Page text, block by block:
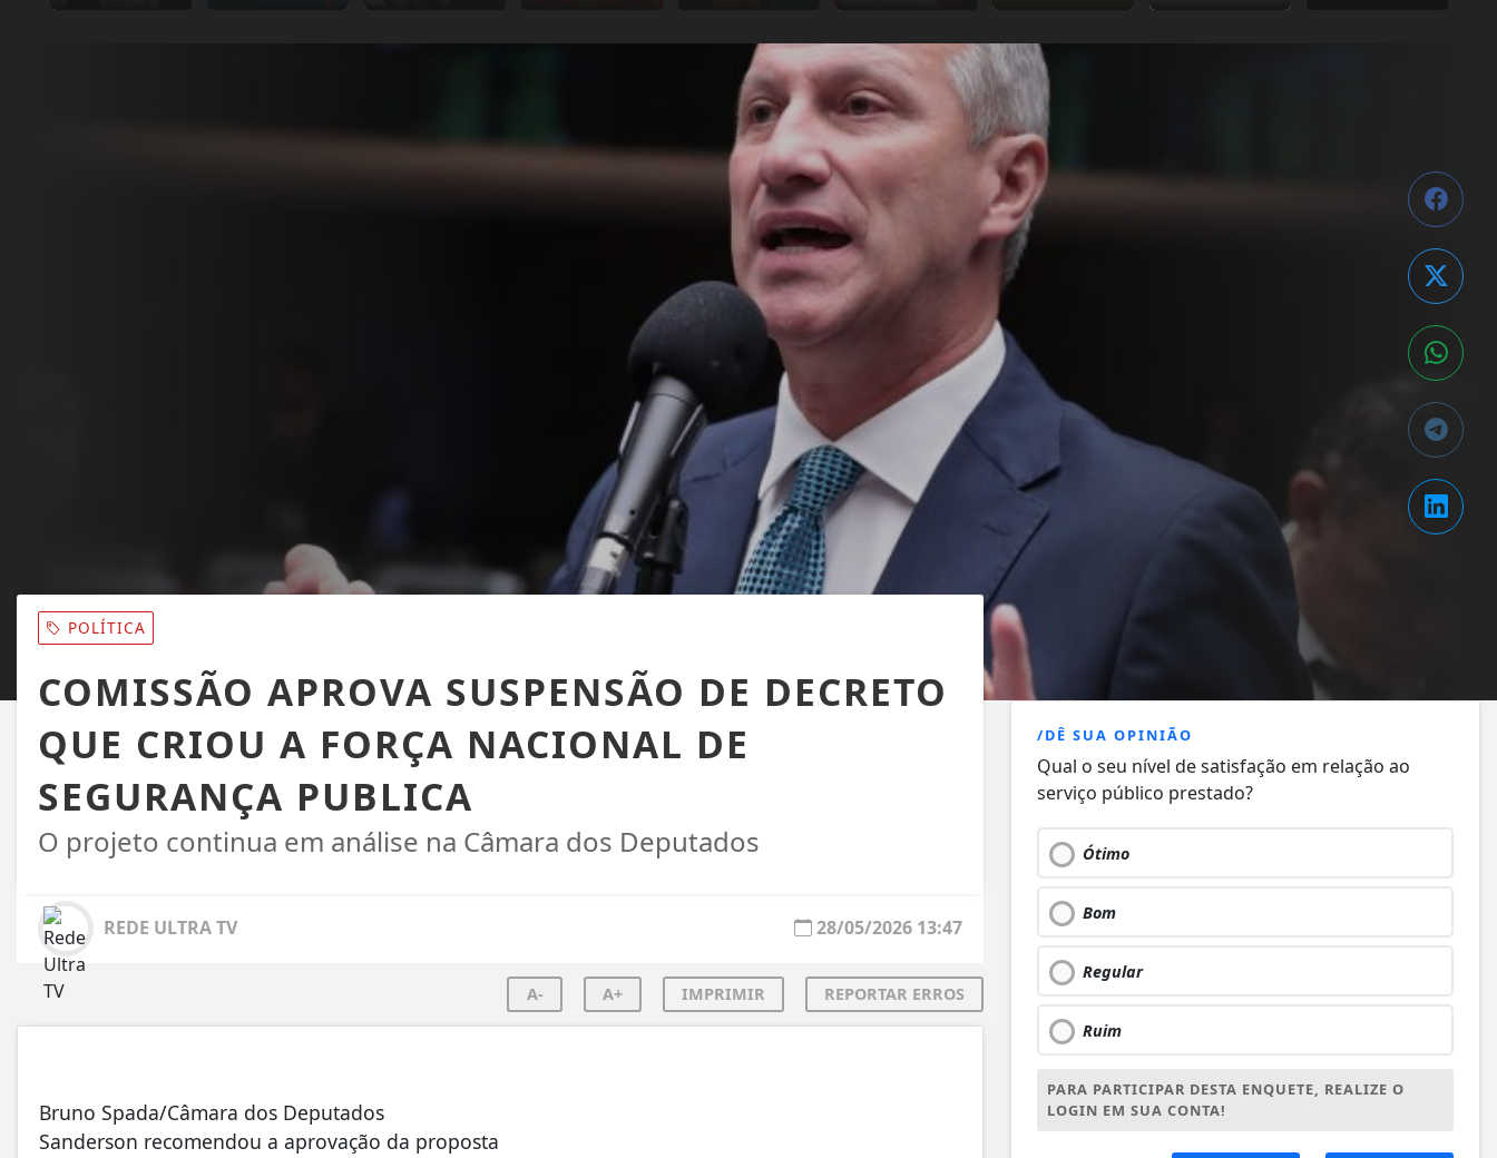
POLÍTICA
COMISSÃO APROVA SUSPENSÃO DE DECRETO
QUE CRIOU A FORÇA NACIONAL DE
SEGURANÇA PUBLICA
O projeto continua em análise na Câmara dos Deputados
REDE ULTRA TV 28/05/2026 13:47
A- A+ IMPRIMIR REPORTAR ERROS
Bruno Spada/Câmara dos Deputados
Sanderson recomendou a aprovação da proposta
/DÊ SUA OPINIÃO
Qual o seu nível de satisfação em relação ao
serviço público prestado?
Ótimo
Bom
Regular
Ruim
PARA PARTICIPAR DESTA ENQUETE, REALIZE O
LOGIN EM SUA CONTA!